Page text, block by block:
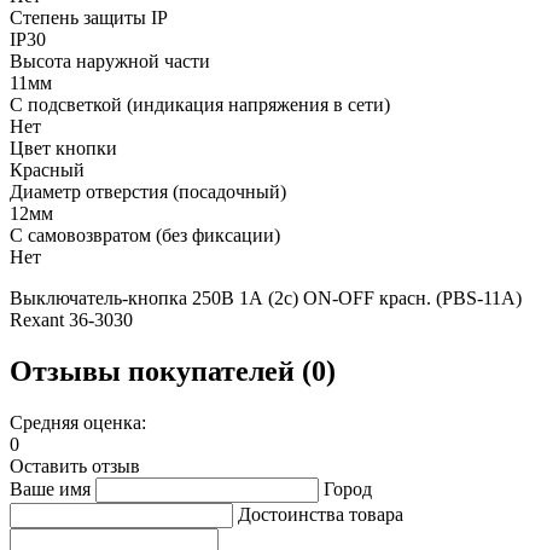
Степень защиты IP
IP30
Высота наружной части
11мм
С подсветкой (индикация напряжения в сети)
Нет
Цвет кнопки
Красный
Диаметр отверстия (посадочный)
12мм
С самовозвратом (без фиксации)
Нет
Выключатель-кнопка 250В 1А (2с) ON-OFF красн. (PBS-11А)
Rexant 36-3030
Отзывы покупателей (0)
Средняя оценка:
0
Оставить отзыв
Ваше имя
Город
Достоинства товара